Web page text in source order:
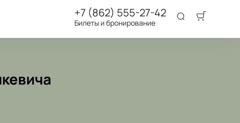
+7 (862) 555-27-42
Билеты и бронирование